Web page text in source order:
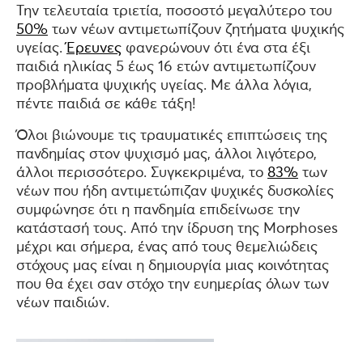
Την τελευταία τριετία, ποσοστό μεγαλύτερο του
50% των νέων αντιμετωπίζουν ζητήματα ψυχικής
υγείας.Έρευνες φανερώνουν ότι ένα στα έξι
παιδιά ηλικίας 5 έως 16 ετών αντιμετωπίζουν
προβλήματα ψυχικής υγείας. Με άλλα λόγια,
πέντε παιδιά σε κάθε τάξη!
Όλοι βιώνουμε τις τραυματικές επιπτώσεις της
πανδημίας στον ψυχισμό μας, άλλοι λιγότερο,
άλλοι περισσότερο. Συγκεκριμένα, το 83% των
νέων που ήδη αντιμετώπιζαν ψυχικές δυσκολίες
συμφώνησε ότι η πανδημία επιδείνωσε την
κατάστασή τους. Από την ίδρυση της Morphoses
μέχρι και σήμερα, ένας από τους θεμελιώδεις
στόχους μας είναι η δημιουργία μιας κοινότητας
που θα έχει σαν στόχο την ευημερίας όλων των
νέων παιδιών.